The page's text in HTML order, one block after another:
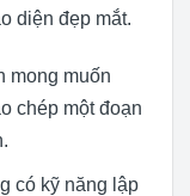
diện đẹp mắt.
mong muốn
chép một đoạn
có kỹ năng lập